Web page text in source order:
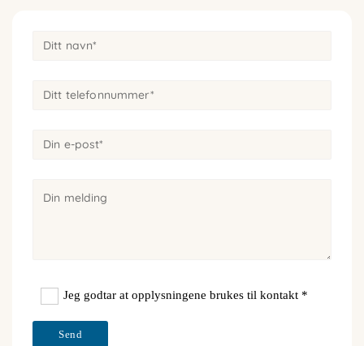
Jeg godtar at opplysningene brukes til kontakt *